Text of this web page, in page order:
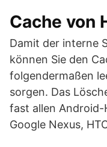
Cache von
Damit der interne
können Sie den
folgendermaßen
sorgen. Das
fast allen Android-
Google Nexus,